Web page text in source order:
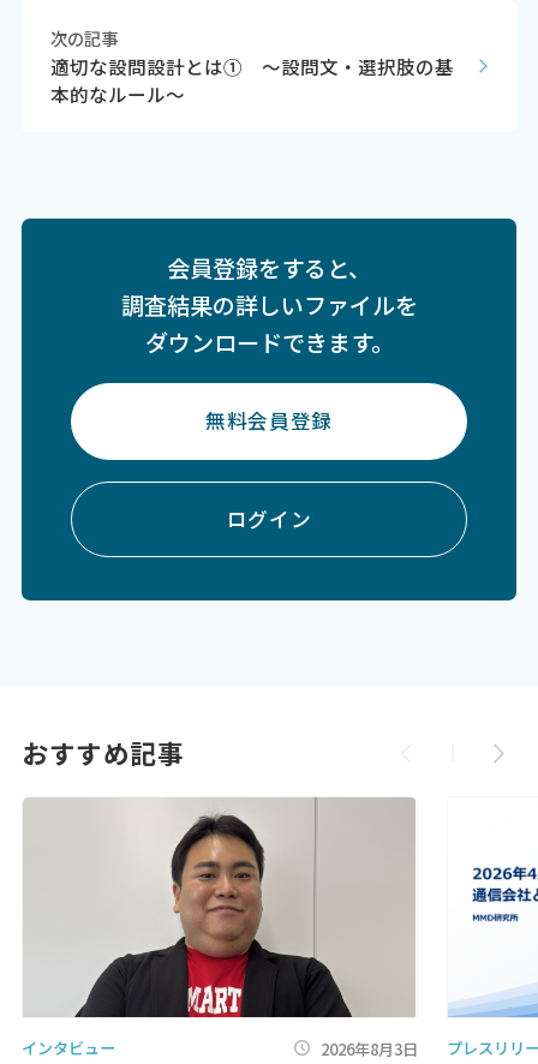
次の記事
適切な設問設計とは① ～設問文・選択肢の基
本的なルール～
会員登録をすると、
調査結果の詳しいファイルを
ダウンロードできます。
無料会員登録
ログイン
おすすめ記事
インタビュー 2026年8月3日 プレスリリ